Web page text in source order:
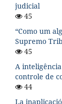
judicial
45
“Como um
Supremo
45
A
controle de
44
La